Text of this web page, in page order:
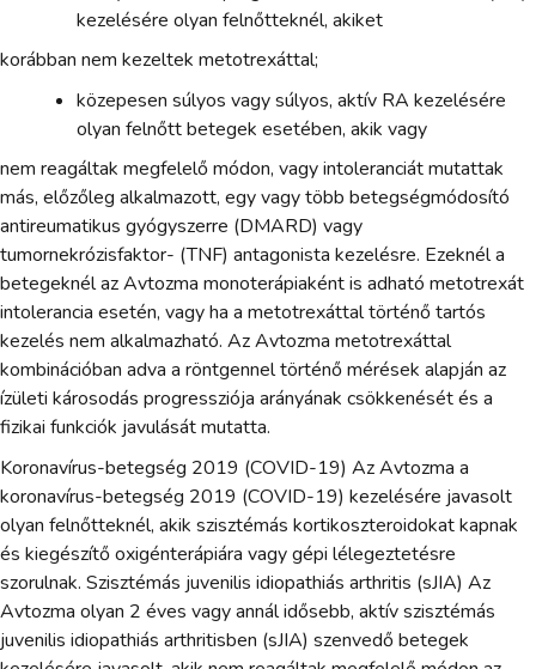
kezelésére olyan felnőtteknél, akiket
korábban nem kezeltek metotrexáttal;
közepesen súlyos vagy súlyos, aktív RA kezelésére
olyan felnőtt betegek esetében, akik vagy
nem reagáltak megfelelő módon, vagy intoleranciát mutattak
más, előzőleg alkalmazott, egy vagy több betegségmódosító
antireumatikus gyógyszerre (DMARD) vagy
tumornekrózisfaktor- (TNF) antagonista kezelésre. Ezeknél a
betegeknél az Avtozma monoterápiaként is adható metotrexát
intolerancia esetén, vagy ha a metotrexáttal történő tartós
kezelés nem alkalmazható. Az Avtozma metotrexáttal
kombinációban adva a röntgennel történő mérések alapján az
ízületi károsodás progressziója arányának csökkenését és a
fizikai funkciók javulását mutatta.
Koronavírus-betegség 2019 (COVID-19) Az Avtozma a
koronavírus-betegség 2019 (COVID-19) kezelésére javasolt
olyan felnőtteknél, akik szisztémás kortikoszteroidokat kapnak
és kiegészítő oxigénterápiára vagy gépi lélegeztetésre
szorulnak. Szisztémás juvenilis idiopathiás arthritis (sJIA) Az
Avtozma olyan 2 éves vagy annál idősebb, aktív szisztémás
juvenilis idiopathiás arthritisben (sJIA) szenvedő betegek